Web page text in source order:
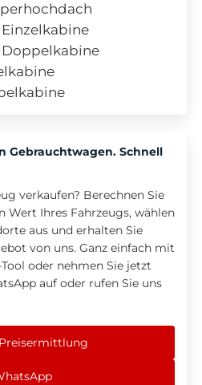
Doppelkabine
Gebrauchtwagen. Schnell
verkaufen? Berechnen Sie
Wert Ihres Fahrzeugs, wählen
aus und erhalten Sie
von uns. Ganz einfach mit
oder nehmen Sie jetzt
auf oder rufen Sie uns